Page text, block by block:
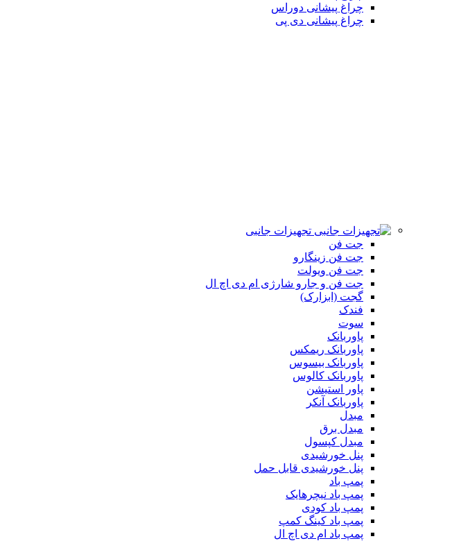
چراغ پیشانی دوراس
چراغ پیشانی دی پی
تجهیزات جانبی
جت فن
جت فن زینگارو
جت فن ویولت
جت فن و جارو شارژی ام دی اچ ال
گجت (ابزارک)
فندک
سوت
پاوربانک
پاوربانک ریمکس
پاوربانک بیسوس
پاوربانک کالوس
پاور استیشن
پاوربانک آنکر
مبدل
مبدل برق
مبدل کپسول
پنل خورشیدی
پنل خورشیدی قابل حمل
پمپ باد
پمپ باد نیچرهایک
پمپ باد کودی
پمپ باد کینگ کمپ
پمپ باد ام دی اچ ال